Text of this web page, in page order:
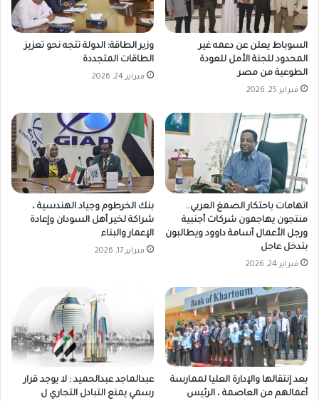
السوباط يعلن عن دعمه غير
المحدود للجنة الأمل للعودة
الطوعية من مصر
فبراير 25, 2026
وزير الطاقة: الدولة تتجه نحو تعزيز
الطاقات المتجددة
فبراير 24, 2026
اتهامات باحتكار الصمغ العربي..
منتجون يهاجمون شركات أجنبية
ورجل الأعمال أسامة داوود ويطالبون
بتدخل عاجل
فبراير 24, 2026
بنك الخرطوم وجياد الهندسية ،
شراكة لخير أهل السودان وإعادة
الإعمار والبناء
فبراير 17, 2026
بعد إنتقالها والإدارة العليا لممارسة
أعمالهم من العاصمة ، الرئيس
عبدالماجد عبدالحميد : لا يوجد قرار
رسمي يمنع التبادل التجاري ل